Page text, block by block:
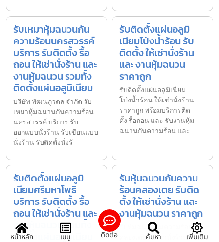
รับเหมาหุ้มฉนวนกัน
ความร้อนนครสวรรค์
บริการ รับติดตั้ง รื้อ
ถอน ให้เช่านั่งร้าน และ
งานหุ้มฉนวน รวมทั้ง
ติดตั้งแผ่นอลูมิเนียม
บริษัท พัฒนภูวดล จำกัด รับ
เหมาหุ้มฉนวนกันความร้อน
นครสวรรค์ บริการ รับ
ออกแบบนั่งร้าน รับเขียนแบบ
นั่งร้าน รับติดตั้งนั่งร้
รับติดตั้งแผ่นอลูมิ
เนียมโป่งน้ำร้อน รับ
ติดตั้ง ให้เช่านั่งร้าน
และ งานหุ้มฉนวน
ราคาถูก
รับติดตั้งแผ่นอลูมิเนียม
โป่งน้ำร้อน ให้เช่านั่งร้าน
ราคาถูก พร้อมบริการติด
ตั้ง รื้อถอน และ รับงานหุ้ม
ฉนวนกันความร้อน และ
รับติดตั้งแผ่นอลูมิ
เนียมศรีมหาโพธิ
บริการ รับติดตั้ง รื้อ
ถอน ให้เช่านั่งร้าน และ
งานหุ้มฉนวน รวมทั้ง
ติดตั้งแผ่นอลูมิเนียม
รับหุ้มฉนวนกันความ
ร้อนคลองเตย รับติด
ตั้ง ให้เช่านั่งร้าน และ
งานหุ้มฉนวน ราคาถูก
รับหุ้มฉนวนกันความร้อน
คลองเตย ให้เช่านั่งร้านราคา
หน้าหลัก เมนู ติดต่อ ค้นหา เพิ่มเติม